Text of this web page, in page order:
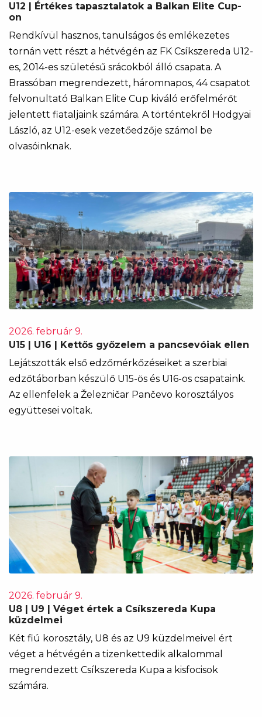
U12 | Értékes tapasztalatok a Balkan Elite Cup-
on
Rendkívül hasznos, tanulságos és emlékezetes
tornán vett részt a hétvégén az FK Csíkszereda U12-
es, 2014-es születésű srácokból álló csapata. A
Brassóban megrendezett, háromnapos, 44 csapatot
felvonultató Balkan Elite Cup kiváló erőfelmérőt
jelentett fiataljaink számára. A történtekről Hodgyai
László, az U12-esek vezetőedzője számol be
olvasóinknak.
2026. február 9.
U15 | U16 | Kettős győzelem a pancsevóiak ellen
Lejátszották első edzőmérkőzéseiket a szerbiai
edzőtáborban készülő U15-ös és U16-os csapataink.
Az ellenfelek a Železničar Pančevo korosztályos
együttesei voltak.
2026. február 9.
U8 | U9 | Véget értek a Csíkszereda Kupa
küzdelmei
Két fiú korosztály, U8 és az U9 küzdelmeivel ért
véget a hétvégén a tizenkettedik alkalommal
megrendezett Csíkszereda Kupa a kisfocisok
számára.